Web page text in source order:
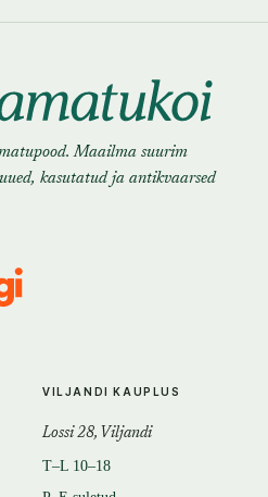
Maailma suurim
kasutatud ja antikvaarsed
VILJANDI KAUPLUS
Lossi 28, Viljandi
T–L 10–18